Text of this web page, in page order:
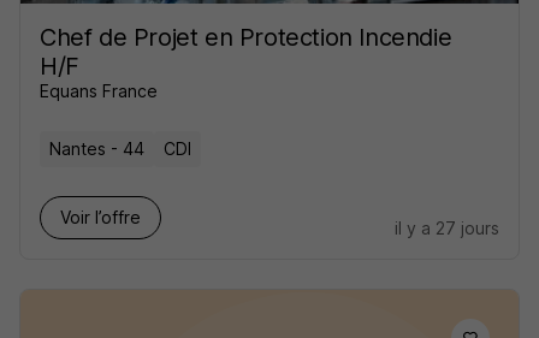
Chef de Projet en Protection Incendie
H/F
Equans France
Nantes - 44 CDI
Voir l’offre
il y a 27 jours